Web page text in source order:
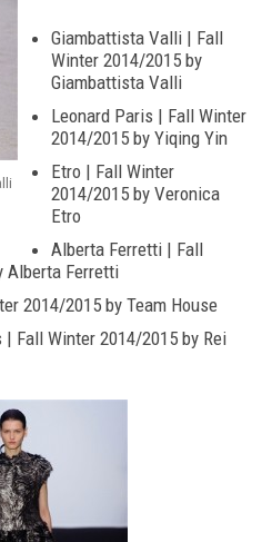
Giambattista Valli | Fall
Winter 2014/2015 by
Giambattista Valli
Leonard Paris | Fall Winter
2014/2015 by Yiqing Yin
Etro | Fall Winter
2014/2015 by Veronica
Etro
Alberta Ferretti | Fall
Alberta Ferretti
2014/2015 by Team House
| Fall Winter 2014/2015 by Rei